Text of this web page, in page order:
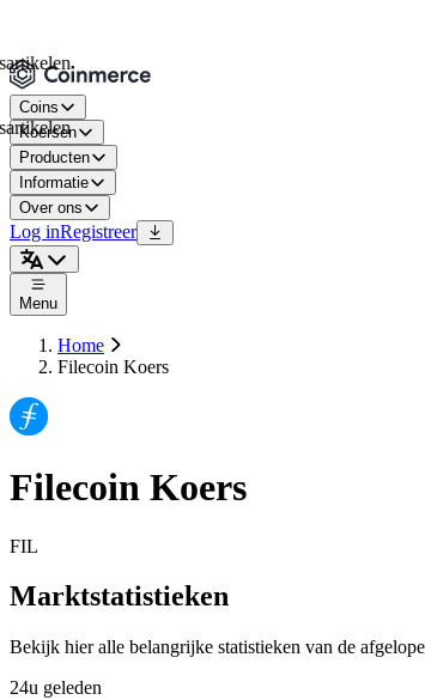
Coins
Koersen
Producten
Informatie
Over ons
Log inRegistreer
Menu
Home
Filecoin Koers
Filecoin Koers
FIL
Marktstatistieken
Bekijk hier alle belangrijke statistieken van de
24u geleden